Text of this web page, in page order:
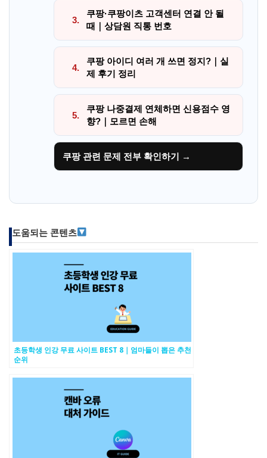
3.
쿠팡·쿠팡이츠 고객센터 연결 안 될
때｜상담원 직통 번호
4.
쿠팡 아이디 여러 개 쓰면 정지?｜실
제 후기 정리
5.
쿠팡 나중결제 연체하면 신용점수 영
향?｜모르면 손해
쿠팡 관련 문제 전부 확인하기 →
도움되는 콘텐츠
초등학생 인강 무료 사이트 BEST 8｜엄마들이 뽑은 추천
순위